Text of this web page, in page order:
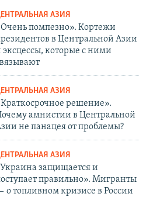
АЗИЯ
помпезно». Кортежи
в Центральной Азии
эксцессы, которые с ними
АЗИЯ
решение».
амнистии в Центральной
не панацея от проблемы?
АЗИЯ
защищается и
правильно». Мигранты
о топливном кризисе в России